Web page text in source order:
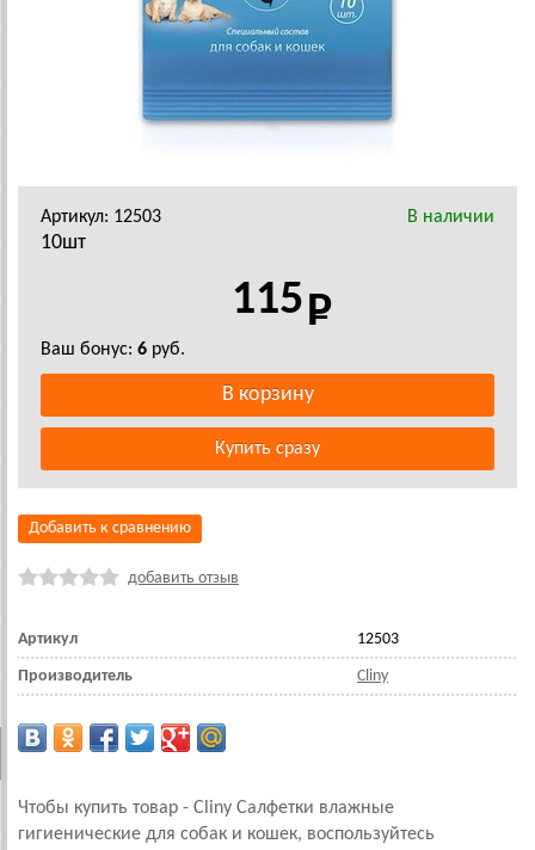
Артикул: 12503 В наличии
10шт
115
Ваш бонус: 6 руб.
Добавить к сравнению
добавить отзыв
Артикул 12503
Производитель Cliny
Чтобы купить товар - Cliny Салфетки влажные
гигиенические для собак и кошек, воспользуйтесь